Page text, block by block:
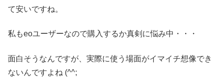
て安いですね。
私もeoユーザーなので購入するか真剣に悩み中・・・
面白そうなんですが、実際に使う場面がイマイチ想像でき
ないんですよね (^^;